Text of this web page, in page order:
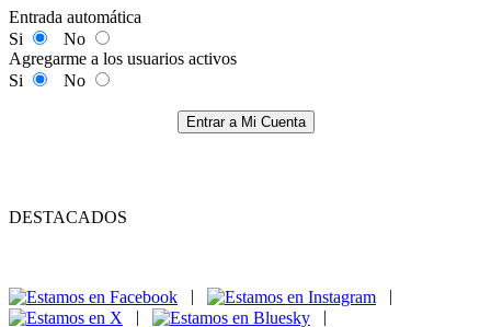
Entrada automática
Si
No
Agregarme a los usuarios activos
Si
No
Entrar a Mi Cuenta
DESTACADOS
|
|
|
|